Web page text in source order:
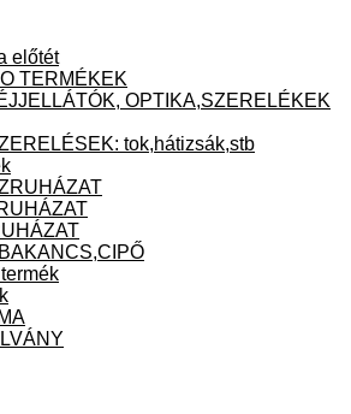
előtét
TERMÉKEK
OPTIKA,SZERELÉKEK
tok,hátizsák,stb